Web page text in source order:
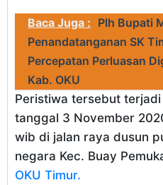
Baca Juga : Plh Bupati
Penandatanganan SK
Percepatan Perluasan
Kab. OKU
Peristiwa tersebut
tanggal 3 November
wib di jalan raya dusun
negara Kec. Buay
OKU Timur.